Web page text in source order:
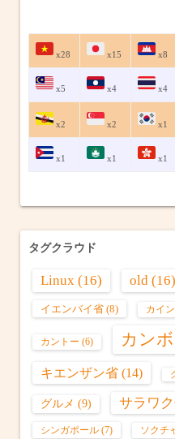
x28 x15 x8
x5 x4 x4
x2 x2 x1
x1 x1 x1
タグクラウド
Linux (16) old (16)
イエンバイ省 (8) カイ
カントー (6) カン
キエンザン省 (14)
グルメ (9) サラワク
シンガポール (7) ソクチ